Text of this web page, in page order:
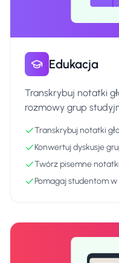
Edukacja
Transkrybuj notatki
rozmowy grup
Transkrybuj notatki
Konwertuj dyskusje
Twórz pisemne
Pomagaj studentom